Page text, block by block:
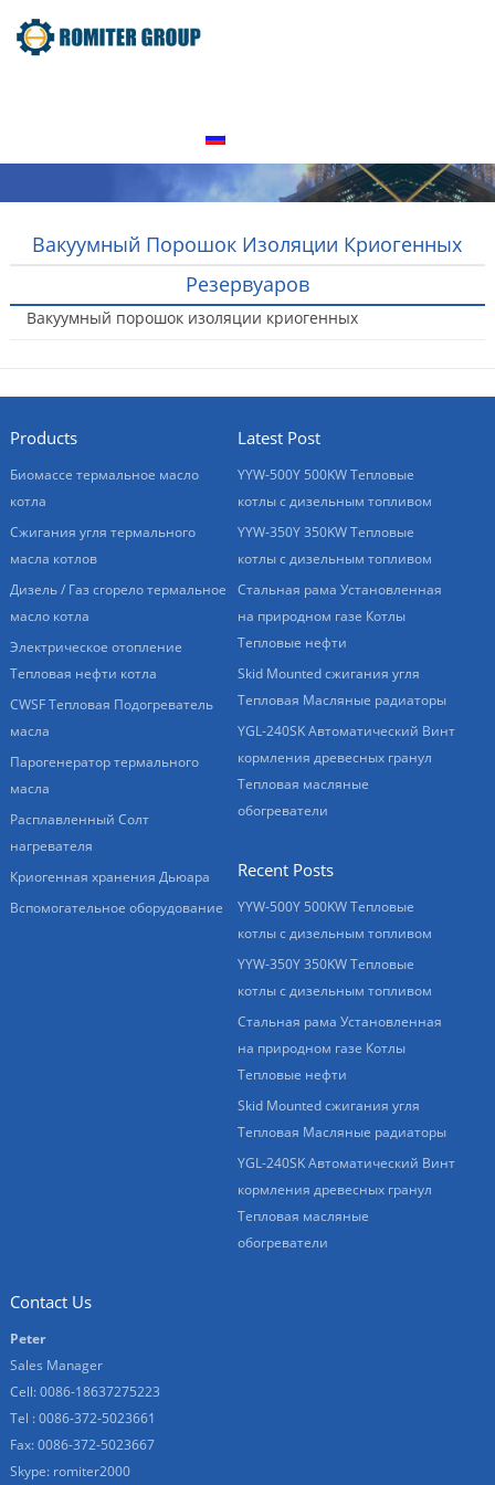
Вакуумный Порошок Изоляции Криогенных
Резервуаров
Вакуумный порошок изоляции криогенных
Products
Биомассе термальное масло
котла
Сжигания угля термального
масла котлов
Дизель / Газ сгорело термальное
масло котла
Электрическое отопление
Тепловая нефти котла
CWSF Тепловая Подогреватель
масла
Парогенератор термального
масла
Расплавленный Солт
нагревателя
Криогенная хранения Дьюара
Вспомогательное оборудование
Latest Post
YYW-500Y 500KW Тепловые
котлы с дизельным топливом
YYW-350Y 350KW Тепловые
котлы с дизельным топливом
Стальная рама Установленная
на природном газе Котлы
Тепловые нефти
Skid Mounted сжигания угля
Тепловая Масляные радиаторы
YGL-240SK Автоматический Винт
кормления древесных гранул
Тепловая масляные
обогреватели
Recent Posts
YYW-500Y 500KW Тепловые
котлы с дизельным топливом
YYW-350Y 350KW Тепловые
котлы с дизельным топливом
Стальная рама Установленная
на природном газе Котлы
Тепловые нефти
Skid Mounted сжигания угля
Тепловая Масляные радиаторы
YGL-240SK Автоматический Винт
кормления древесных гранул
Тепловая масляные
обогреватели
Contact Us
Peter
Sales Manager
Cell: 0086-18637275223
Tel : 0086-372-5023661
Fax: 0086-372-5023667
Skype: romiter2000